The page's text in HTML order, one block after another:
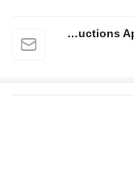
Fymas Auctions ApS – visit the auction fymasauctions.dk